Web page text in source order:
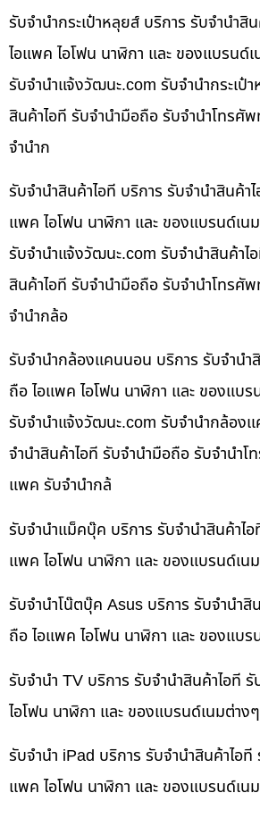
รับจำนำกระเป๋าหลุยส์ บริการ รับจำนำสิ
ไอแพค ไอโฟน นาฬิกา และ ของแบรนด์
รับจํานําแจ้งวัฒนะ.com รับจำนำกระเป๋
สินค้าไอที รับจำนำมือถือ รับจำนำโทรศั
จำนำก
รับจำนำสินค้าไอที บริการ รับจำนำสินค้า
แพค ไอโฟน นาฬิกา และ ของแบรนด์เน
รับจํานําแจ้งวัฒนะ.com รับจำนำสินค้าไ
สินค้าไอที รับจำนำมือถือ รับจำนำโทรศั
จำนำกล้อ
รับจำนำกล้องแคนนอน บริการ รับจำนำ
ถือ ไอแพค ไอโฟน นาฬิกา และ ของแบร
รับจํานําแจ้งวัฒนะ.com รับจำนำกล้อง
จำนำสินค้าไอที รับจำนำมือถือ รับจำนำโ
แพค รับจำนำกล้
รับจำนำแม็คบุ๊ค บริการ รับจำนำสินค้าไ
แพค ไอโฟน นาฬิกา และ ของแบรนด์เน
รับจำนำโน๊ตบุ๊ค Asus บริการ รับจำนำสิ
ถือ ไอแพค ไอโฟน นาฬิกา และ ของแบร
รับจำนำ TV บริการ รับจำนำสินค้าไอที
ไอโฟน นาฬิกา และ ของแบรนด์เนมต่างๆ
รับจำนำ iPad บริการ รับจำนำสินค้าไอที
แพค ไอโฟน นาฬิกา และ ของแบรนด์เน